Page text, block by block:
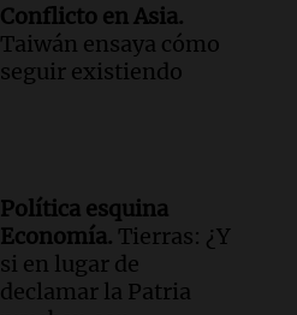
Conflicto en Asia.
Taiwán ensaya cómo
seguir existiendo
Política esquina
Economía. Tierras: ¿Y
si en lugar de
declamar la Patria